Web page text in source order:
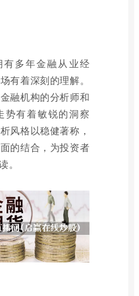
有多年金融从业经
有着深刻的理解。
融机构的分析师和
势有着敏锐的洞察
风格以稳健著称，
的结合，为投资者
。